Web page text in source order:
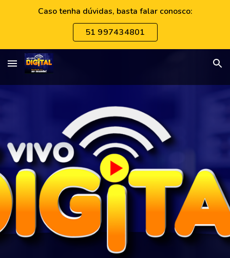
Caso tenha dúvidas, basta falar conosco:
51 997434801